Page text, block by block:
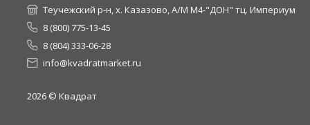
Теучежский р-н, х. Казазово, А/М М4-"ДОН" тц. Империум
8 (800) 775-13-45
8 (804) 333-06-28
info@kvadratmarket.ru
2026 © Квадрат